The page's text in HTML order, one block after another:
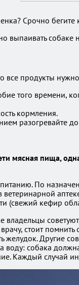
Срочно бегите
выпаивать собаке
продукты
того времени,
кормления.
разогревайте до
мясная пища,
По
(свежий кефир
стоит
желудок. Другие
собака
Каждый случай